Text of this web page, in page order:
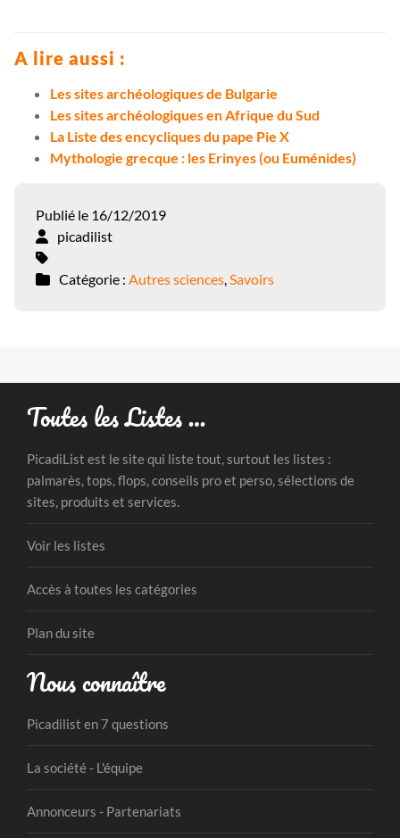
A lire aussi :
Les sites archéologiques de Bulgarie
Les sites archéologiques en Afrique du Sud
La Liste des encycliques du pape Pie X
Mythologie grecque : les Erinyes (ou Euménides)
Publié le 16/12/2019
picadilist
Catégorie : Autres sciences,Savoirs
Toutes les Listes …
PicadiList est le site qui liste tout, surtout les listes :
palmarès, tops, flops, conseils pro et perso, sélections de
sites, produits et services.
Voir les listes
Accès à toutes les catégories
Plan du site
Nous connaître
Picadilist en 7 questions
La société - L'équipe
Annonceurs - Partenariats